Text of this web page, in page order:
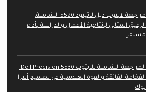
مراجعة لابتوب ديل لاتيتود 5520 الشاملة:
الرفيق المثالي لإنتاجية الأعمال والدراسة بأداء
مستقر
المراجعة الشاملة للابتوب Dell Precision 5530:
الفخامة الفائقة والقوة الهندسية في تصميم ألترا
بوك